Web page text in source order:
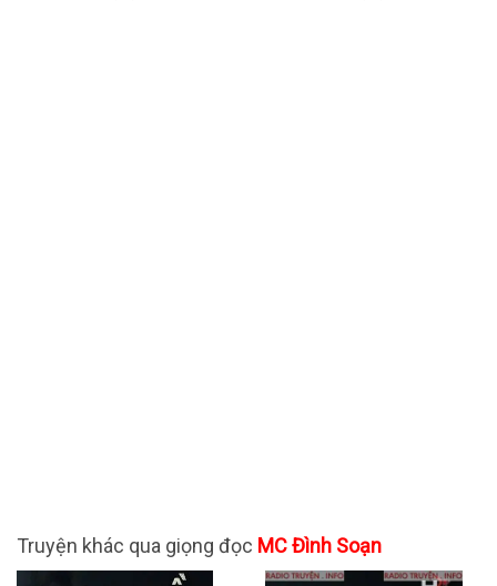
Truyện khác qua giọng đọc MC Đình Soạn